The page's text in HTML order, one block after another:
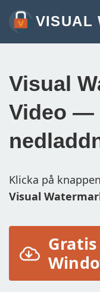
VISUAL
VATTENMÄRK
VATTENMÄRK
FLER
LÄGG
LÄGG
LÄGG
Visual
Video —
Klicka på
Visual